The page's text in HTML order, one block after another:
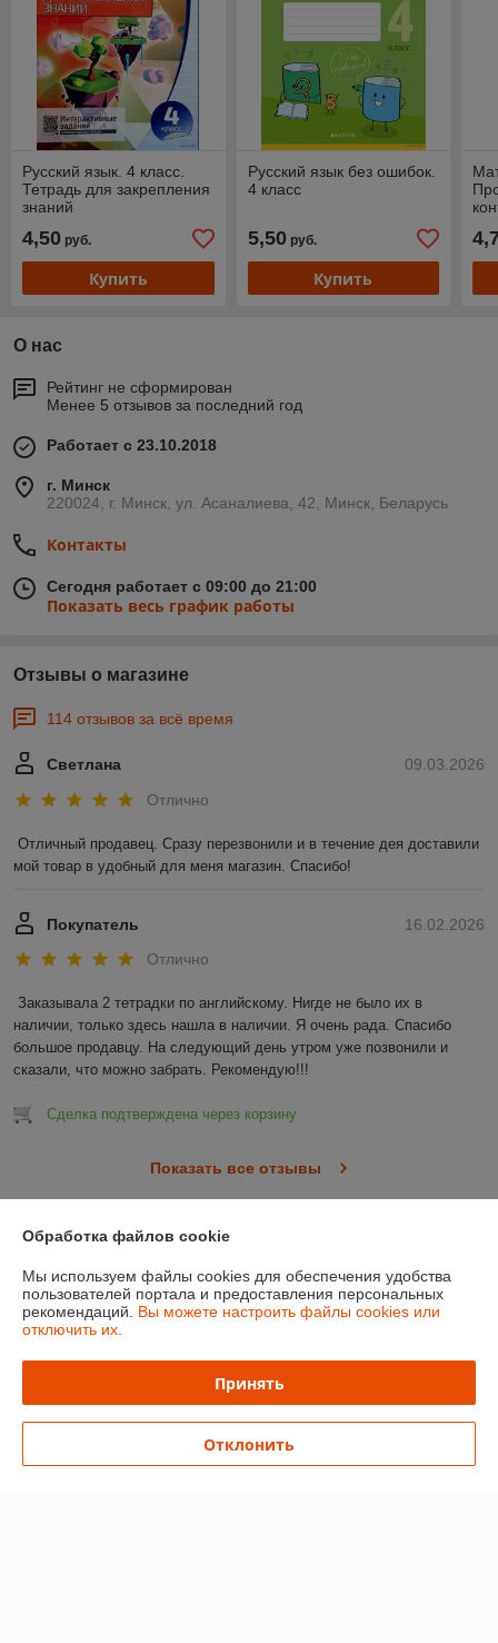
Русский язык. 4 класс.
Тетрадь для закрепления
знаний
4,50 руб.
Купить
Русский язык без ошибок.
4 класс
5,50руб.
Купить
О нас
Рейтинг не сформирован
Менее 5 отзывов за последний год
Работает с 23.10.2018
г. Минск
220024, г. Минск, ул. Асаналиева, 42, Минск, Беларусь
Контакты
Сегодня работает с 09:00 до 21:00
Показать весь график работы
Отзывы о магазине
114 отзывов за всё время
09.03.2026
Светлана
Отлично
Отличный продавец. Сразу перезвонили и в течение дея доставили
мой товар в удобный для меня магазин. Спасибо!
16.02.2026
Покупатель
Отлично
Заказывала 2 тетрадки по английскому. Нигде не было их в
наличии, только здесь нашла в наличии. Я очень рада. Спасибо
большое продавцу. На следующий день утром уже позвонили и
сказали, что можно забрать. Рекомендую!!!
Сделка подтверждена через корзину
Показать все отзывы
О нас
Контакты
График работы
Обработка файлов cookie
Мы используем файлы cookies для обеспечения удобства
пользователей портала и предоставления персональных
рекомендаций. Вы можете настроить файлы cookies или
отключить их.
Принять
Отклонить